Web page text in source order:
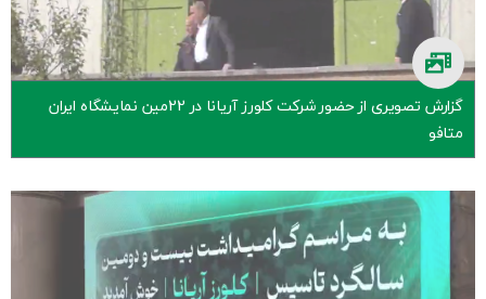
گزارش تصویری از حضور شرکت کلورز آریانا در 22مین نمایشگاه ایران
متافو